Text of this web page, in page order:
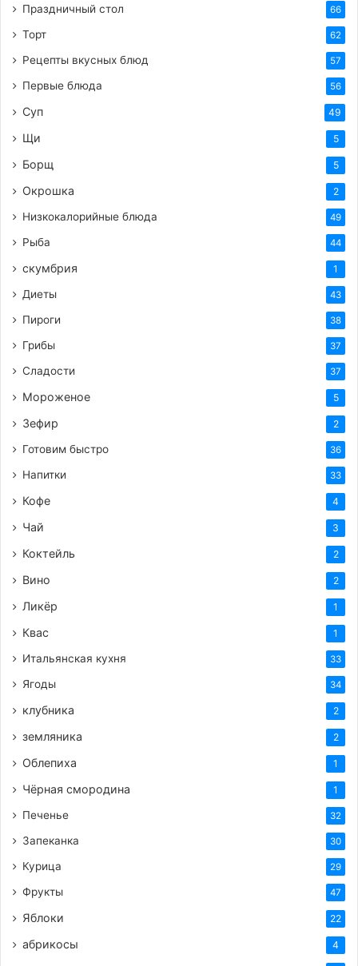
Праздничный стол 66
Торт 62
Рецепты вкусных блюд 57
Первые блюда 56
Суп 49
Щи 5
Борщ 5
Окрошка 2
Низкокалорийные блюда 49
Рыба 44
скумбрия 1
Диеты 43
Пироги 38
Грибы 37
Сладости 37
Мороженое 5
Зефир 2
Готовим быстро 36
Напитки 33
Кофе 4
Чай 3
Коктейль 2
Вино 2
Ликёр 1
Квас 1
Итальянская кухня 33
Ягоды 34
клубника 2
земляника 2
Облепиха 1
Чёрная смородина 1
Печенье 32
Запеканка 30
Курица 29
Фрукты 47
Яблоки 22
абрикосы 4